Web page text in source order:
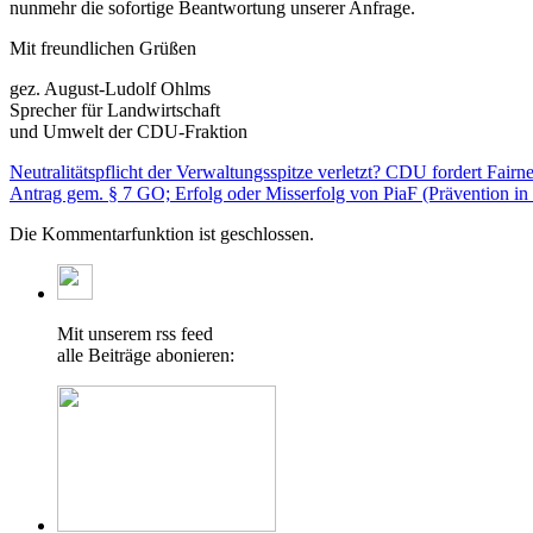
nunmehr die sofortige Beantwortung unserer Anfrage.
Mit freundlichen Grüßen
gez. August-Ludolf Ohlms
Sprecher für Landwirtschaft
und Umwelt der CDU-Fraktion
Neutralitätspflicht der Verwaltungsspitze verletzt? CDU fordert
Antrag gem. § 7 GO; Erfolg oder Misserfolg von PiaF (Prävention in
Die Kommentarfunktion ist geschlossen.
Mit unserem rss feed
alle Beiträge abonieren: